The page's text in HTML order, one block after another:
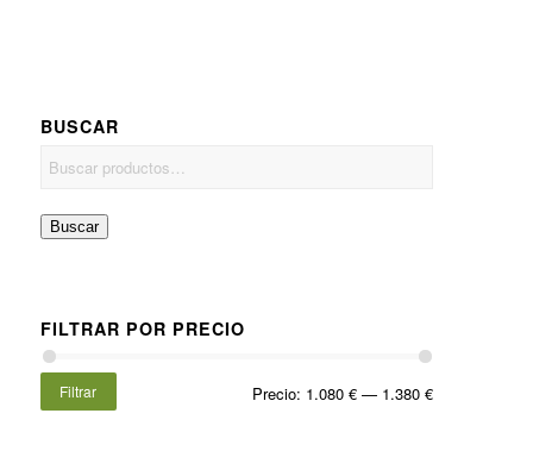
BUSCAR
Buscar
FILTRAR POR PRECIO
Filtrar Precio: 1.080 € — 1.380 €